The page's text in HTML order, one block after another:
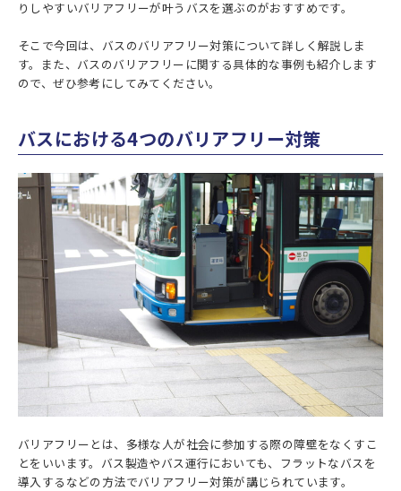
りしやすいバリアフリーが叶うバスを選ぶのがおすすめです。
そこで今回は、バスのバリアフリー対策について詳しく解説しま
す。また、バスのバリアフリーに関する具体的な事例も紹介します
ので、ぜひ参考にしてみてください。
バスにおける4つのバリアフリー対策
バリアフリーとは、多様な人が社会に参加する際の障壁をなくすこ
とをいいます。バス製造やバス運行においても、フラットなバスを
導入するなどの方法でバリアフリー対策が講じられています。